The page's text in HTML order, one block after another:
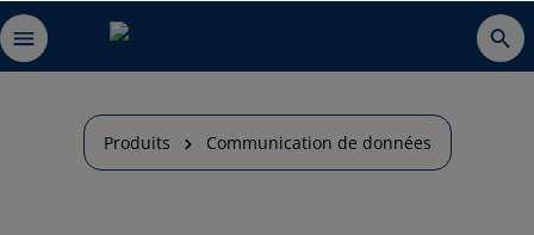
Produits Communication de données